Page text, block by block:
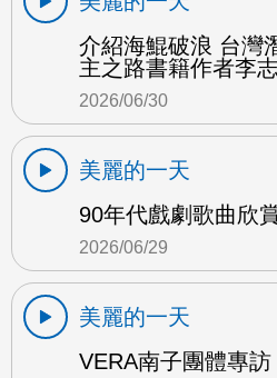
介紹海鯤破浪 台灣
主之路書籍作者李
2026/06/30
美麗的一天
90年代戲劇歌曲欣
2026/06/29
美麗的一天
VERA南子團體專訪